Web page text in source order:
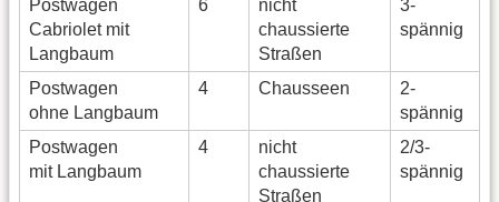
Postwagen
Cabriolet mit
Langbaum
6
nicht
chaussierte
Straßen
3-
spännig
Postwagen
ohne Langbaum
4 Chausseen
2-
spännig
Postwagen
mit Langbaum
4
nicht
chaussierte
Straßen
2/3-
spännig